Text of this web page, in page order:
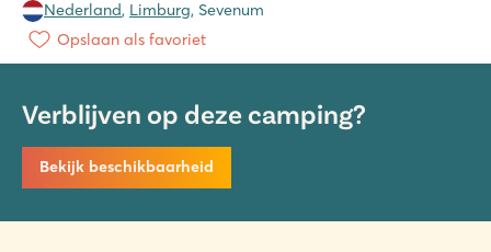
Nederland, Limburg, Sevenum
Opslaan als favoriet
Verblijven op deze camping?
Bekijk beschikbaarheid